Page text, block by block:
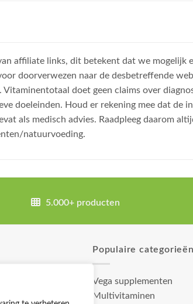
affiliate links, dit betekent dat we mogelijk
doorverwezen naar de desbetreffende
doet geen claims over
doeleinden. Houd er rekening mee dat de
als medisch advies. Raadpleeg daarom
natuurvoeding.
5.000+ producten
Populaire categorieën
Vega supplementen
Multivitaminen